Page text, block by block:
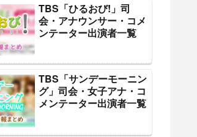
TBS「ひるおび!」司
会・アナウンサー・コメ
ンテーター出演者一覧
TBS「サンデーモーニン
グ」司会・女子アナ・コ
メンテーター出演者一覧